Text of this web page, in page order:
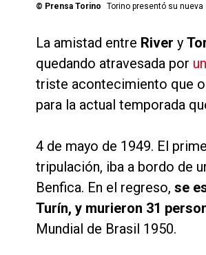
© Prensa Torino Torino presentó su
La amistad entre River y
quedando atravesada por
triste acontecimiento que
para la actual temporada
4 de mayo de 1949. El
tripulación, iba a bordo de
Benfica. En el regreso, se
Turín, y murieron 31
Mundial de Brasil 1950.